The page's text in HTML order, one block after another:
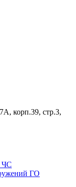
корп.39, стр.3,
ЧС
ГО